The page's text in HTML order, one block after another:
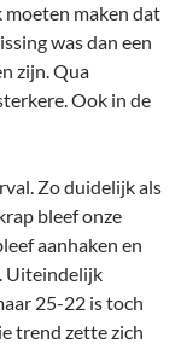
maken dat
was dan een
zijn. Qua
Ook in de
Zo duidelijk als
bleef onze
aanhaken en
Uiteindelijk
25-22 is toch
trend zette zich